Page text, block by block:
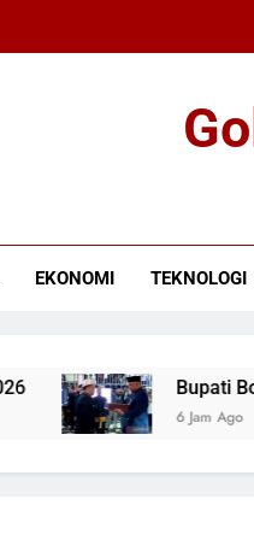
EKONOMI TEKNOLOGI
Bupati Bogor
6 Jam Ago